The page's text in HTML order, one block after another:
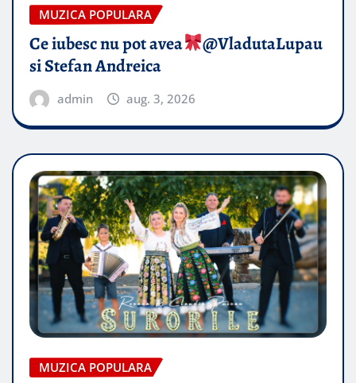
MUZICA POPULARA
Ce iubesc nu pot avea
​@VladutaLupau
si Stefan Andreica
admin aug. 3, 2026
MUZICA POPULARA